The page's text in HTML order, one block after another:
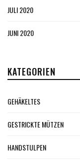
JULI 2020
JUNI 2020
KATEGORIEN
GEHÄKELTES
GESTRICKTE MÜTZEN
HANDSTULPEN